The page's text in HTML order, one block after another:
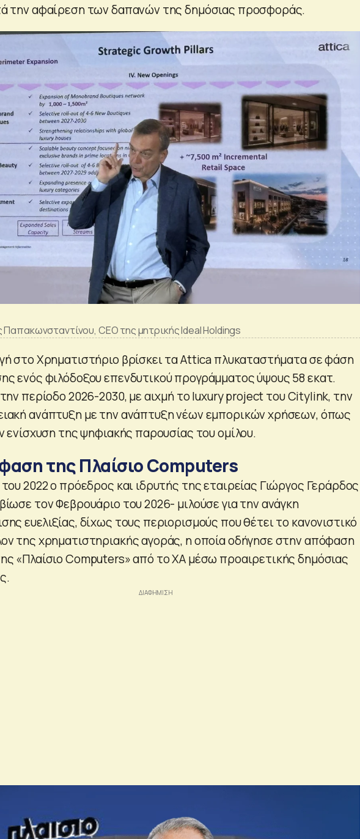
την αφαίρεση των δαπανών της δημόσιας προσφοράς.
CEO της μητρικής Ideal Holdings
στο Χρηματιστήριο βρίσκει τα Attica πλυκαταστήματα σε φάση
ενός φιλόδοξου επενδυτικού προγράμματος ύψους 58 εκατ.
περίοδο 2026-2030, με αιχμή το luxury project του Citylink, την
ανάπτυξη με την ανάπτυξη νέων εμπορικών χρήσεων, όπως
ενίσχυση της ψηφιακής παρουσίας του ομίλου.
της Πλαίσιο Computers
2022 ο πρόεδρος και ιδρυτής της εταιρείας Γιώργος Γεράρδος
τον Φεβρουάριο του 2026- μιλούσε για την ανάγκη
ευελιξίας, δίχως τους περιορισμούς που θέτει το κανονιστικό
της χρηματιστηριακής αγοράς, η οποία οδήγησε στην απόφαση
«Πλαίσιο Computers» από το ΧΑ μέσω προαιρετικής δημόσιας